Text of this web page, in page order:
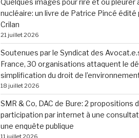
nucléaire: un livre de Patrice Pincé édité
Crilan
21 juillet 2026
Soutenues par le Syndicat des
France, 30 organisations attaquent le
simplification du droit de
18 juillet 2026
SMR & Co, DAC de Bure: 2 propositions
participation par internet à une
une enquête publique
11 juillet 2026